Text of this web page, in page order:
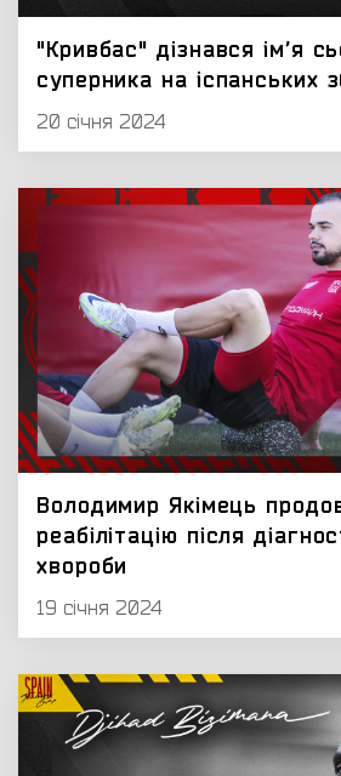
"Кривбас" дізнався імʼя
суперника на іспанських
20 січня 2024
Володимир Якімець
реабілітацію після
хвороби
19 січня 2024